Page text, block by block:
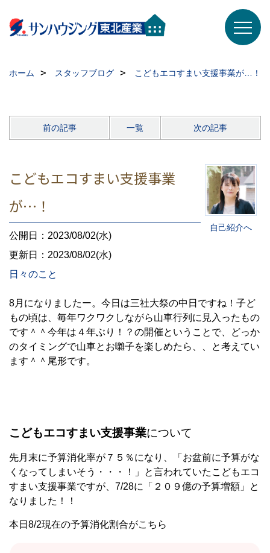
ホーム スタッフブログ こどもエコすまい支援事業が…！
前の記事 一覧 次の記事
自己紹介へ
こどもエコすまい支援事業
が…！
公開日：2023/08/02(水)
更新日：2023/08/02(水)
日々のこと
8月になりましたー。今日は三社大祭の中日ですね！子ど
もの頃は、毎年ワクワクしながら山車行列に見入ったもの
です＾＾今年は４年ぶり！？の開催ということで、どっか
のタイミングで山車とお囃子を楽しめたら、、と考えてい
ます＾＾尾形です。
こどもエコすまい支援事業について
先月末に予算消化率が７５％になり、「お盆前に予算がな
くなってしまいそう・・・！」と言われていたこどもエコ
すまい支援事業ですが、7/28に「２０９億の予算増額」と
なりました！！
本日8/2現在の予算消化割合がこちら